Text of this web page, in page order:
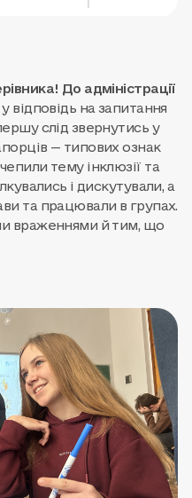
До адміністрації
відповідь на запитання
слід звернутись у
— типових ознак
тему інклюзії та
і дискутували, а
та працювали в групах.
враженнями й тим, що